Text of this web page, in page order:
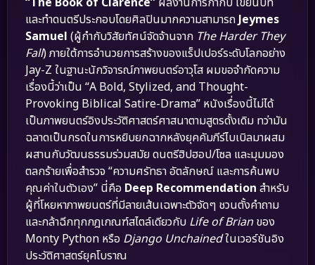
และทำดนตรีประกอบโดยศิลปินมากความสามารถJeymes
Samuel (ผู้กำกับวิสัยทัศน์จัดจ้านจาก The Harder They
Fall) ภายใต้การอำนวยการสร้างของแร็ปเปอร์ระดับโลกอย่าง
Jay-Z ในฐานะนักวิจารณ์ภาพยนตร์อาวุโส ผมขอจำกัดความ
เรื่องนี้ว่าเป็น “A Bold, Stylized, and Thought-
Provoking Biblical Satire-Drama” หนังเรื่องนี้ไม่ได้
เป็นภาพยนตร์อิงประวัติศาสตร์ศาสนาตามสูตรดั้งเดิม ทว่ามัน
ฉลาดเป็นกรดในการหยิบยกฉากหลังยุคคัมภีร์ไบเบิลมาผสม
ผสานกับวัฒนธรรมร่วมสมัย ดนตรีฮิปฮอป/โซล และมุมมอง
ตลกร้ายเพื่อสำรวจ “ความศรัทธา อัตลักษณ์ และการค้นพบ
คุณค่าในตัวเอง” นี่คือ Deep Recommendation สำหรับ
ผู้ที่โหยหาภาพยนตร์ที่มีลายเส้นเฉพาะตัวจัดๆ ชวนตั้งคำถาม
และกล้าฉีกทุกกฎเกณฑ์สไตล์เดียวกับ Life of Brianของ
Monty Python หรือ Django Unchainedในเวอร์ชันอิง
ประวัติศาสตร์ยุคโบราณ